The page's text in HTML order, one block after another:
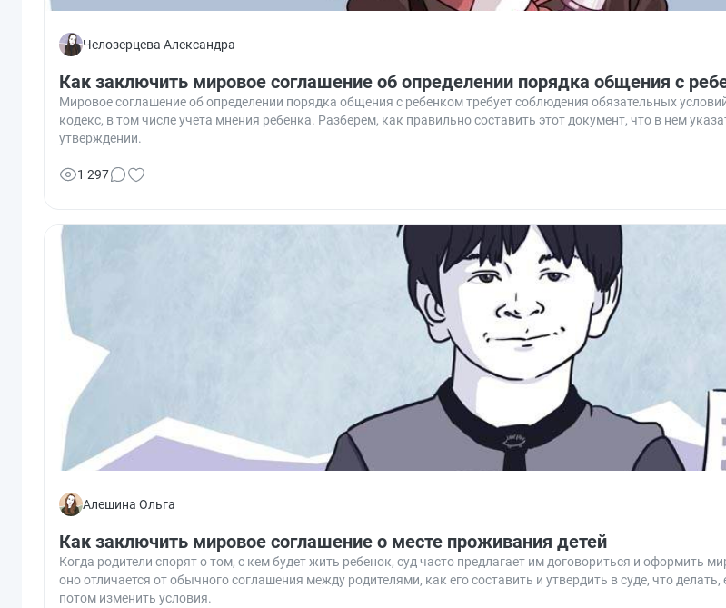
Челозерцева Александра
Как заключить мировое соглашение об определении порядка общения с
Мировое соглашение об определении порядка общения с ребенком требует соблюдения обязательных
кодекс, в том числе учета мнения ребенка. Разберем, как правильно составить этот документ, что в нем
утверждении.
1 297
Алешина Ольга
Как заключить мировое соглашение о месте проживания детей
Когда родители спорят о том, с кем будет жить ребенок, суд часто предлагает им договориться и оформить
оно отличается от обычного соглашения между родителями, как его составить и утвердить в суде, что
потом изменить условия.